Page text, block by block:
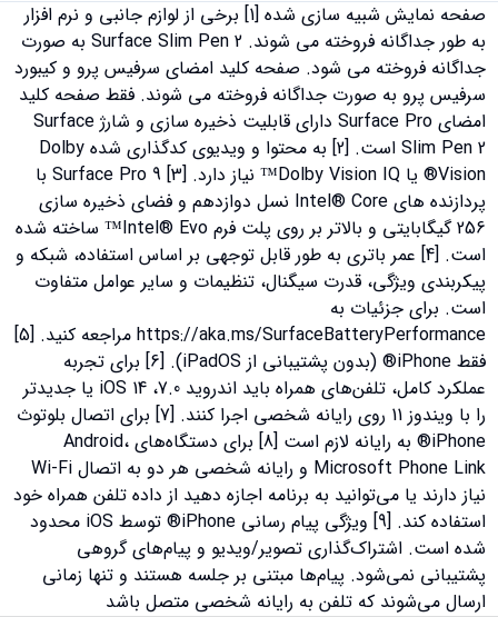
صفحه نمایش شبیه سازی شده [1] برخی از لوازم جانبی و نرم افزار
به طور جداگانه فروخته می شوند. Surface Slim Pen 2 به صورت
جداگانه فروخته می شود. صفحه کلید امضای سرفیس پرو و ​​کیبورد
سرفیس پرو به صورت جداگانه فروخته می شوند. فقط صفحه کلید
امضای Surface Pro دارای قابلیت ذخیره سازی و شارژ Surface
Slim Pen 2 است. [2] به محتوا و ویدیوی کدگذاری شده Dolby
Vision® یا Dolby Vision IQ™ نیاز دارد. [3] Surface Pro 9 با
پردازنده های Intel® Core نسل دوازدهم و فضای ذخیره سازی
256 گیگابایتی و بالاتر بر روی پلت فرم Intel® Evo™ ساخته شده
است. [4] عمر باتری به طور قابل توجهی بر اساس استفاده، شبکه و
پیکربندی ویژگی، قدرت سیگنال، تنظیمات و سایر عوامل متفاوت
است. برای جزئیات به
https://aka.ms/SurfaceBatteryPerformance مراجعه کنید. [5]
فقط iPhone® (بدون پشتیبانی از iPadOS). [6] برای تجربه
عملکرد کامل، تلفن‌های همراه باید اندروید 7.0، iOS 14 یا جدیدتر
را با ویندوز 11 روی رایانه شخصی اجرا کنند. [7] برای اتصال بلوتوث
iPhone® به رایانه لازم است [8] برای دستگاه‌های Android،
Microsoft Phone Link و رایانه شخصی هر دو به اتصال Wi-Fi
نیاز دارند یا می‌توانید به برنامه اجازه دهید از داده تلفن همراه خود
استفاده کند. [9] ویژگی پیام رسانی iPhone® توسط iOS محدود
شده است. اشتراک‌گذاری تصویر/ویدیو و پیام‌های گروهی
پشتیبانی نمی‌شود. پیام‌ها مبتنی بر جلسه هستند و تنها زمانی
ارسال می‌شوند که تلفن به رایانه شخصی متصل باشد